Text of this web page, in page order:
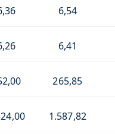
6,54
6,41
265,85
1.587,82